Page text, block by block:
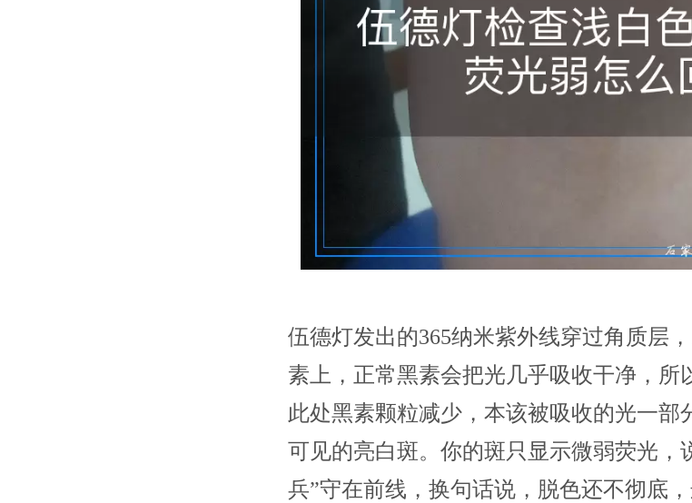
伍德灯发出的365纳米紫外线穿过角质层
素上，正常黑素会把光几乎吸收干净，所
此处黑素颗粒减少，本该被吸收的光一部
可见的亮白斑。你的斑只显示微弱荧光，
兵”守在前线，换句话说，脱色还不彻底